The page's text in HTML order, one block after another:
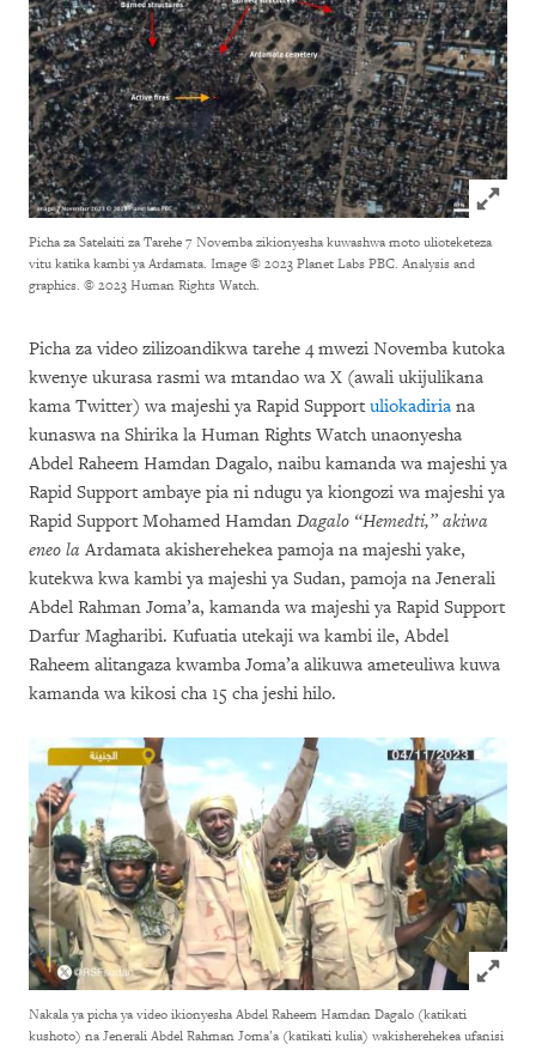
Click to
Picha za Satelaiti za Tarehe 7 Novemba zikionyesha kuwashwa moto ulioteketeza
vitu katika kambi ya Ardamata. Image © 2023 Planet Labs PBC. Analysis and
graphics. © 2023 Human Rights Watch.
Picha za video zilizoandikwa tarehe 4 mwezi Novemba kutoka
kwenye ukurasa rasmi wa mtandao wa X (awali ukijulikana
kama Twitter) wa majeshi ya Rapid Support uliokadiria na
kunaswa na Shirika la Human Rights Watch unaonyesha
Abdel Raheem Hamdan Dagalo, naibu kamanda wa majeshi ya
Rapid Support ambaye pia ni ndugu ya kiongozi wa majeshi ya
Rapid Support Mohamed Hamdan Dagalo “Hemedti,” akiwa
eneo laArdamata akisherehekea pamoja na majeshi yake,
kutekwa kwa kambi ya majeshi ya Sudan, pamoja na Jenerali
Abdel Rahman Joma’a, kamanda wa majeshi ya Rapid Support
Darfur Magharibi. Kufuatia utekaji wa kambi ile, Abdel
Raheem alitangaza kwamba Joma’a alikuwa ameteuliwa kuwa
kamanda wa kikosi cha 15 cha jeshi hilo.
Click
Nakala ya picha ya video ikionyesha Abdel Raheem Hamdan Dagalo (katikati
kushoto) na Jenerali Abdel Rahman Joma’a (katikati kulia) wakisherehekea ufanisi